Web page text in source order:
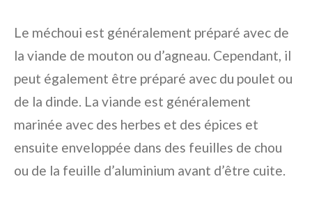
Le méchoui est généralement préparé avec de
la viande de mouton ou d’agneau. Cependant, il
peut également être préparé avec du poulet ou
de la dinde. La viande est généralement
marinée avec des herbes et des épices et
ensuite enveloppée dans des feuilles de chou
ou de la feuille d’aluminium avant d’être cuite.